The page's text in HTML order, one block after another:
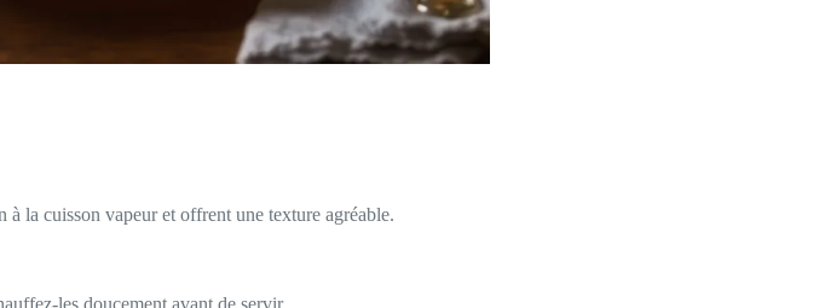
la cuisson vapeur et offrent une texture agréable.